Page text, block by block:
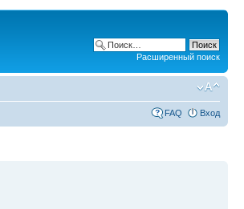
Расширенный поиск
FAQ Вход